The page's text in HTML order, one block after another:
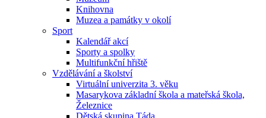
Knihovna
Muzea a památky v okolí
Sport
Kalendář akcí
Sporty a spolky
Multifunkční hřiště
Vzdělávání a školství
Virtuální univerzita 3. věku
Masarykova základní škola a mateřská škola,
Železnice
Dětská skupina Táda